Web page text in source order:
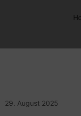
29. August 2025